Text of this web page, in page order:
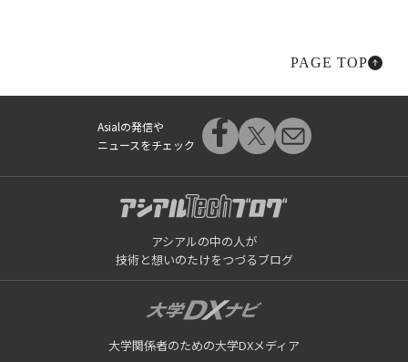
PAGE TOP
Asialの発信や
ニュースをチェック
アシアルの中の人が
技術と想いのたけをつづるブログ
大学関係者のための大学DXメディア